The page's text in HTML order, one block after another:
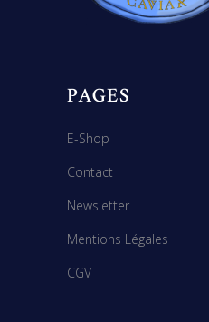
PAGES
E-Shop
Contact
Newsletter
Mentions Légales
CGV